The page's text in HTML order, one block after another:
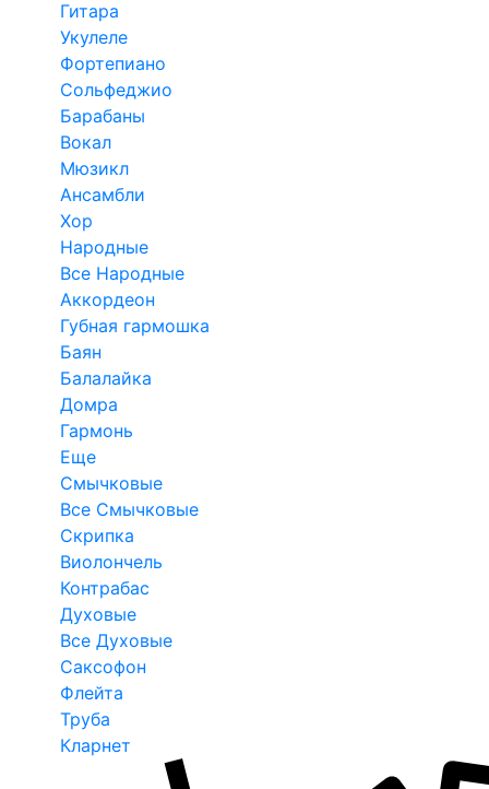
Гитара
Укулеле
Фортепиано
Сольфеджио
Барабаны
Вокал
Мюзикл
Ансамбли
Хор
Народные
Все Народные
Аккордеон
Губная гармошка
Баян
Балалайка
Домра
Гармонь
Еще
Смычковые
Все Смычковые
Скрипка
Виолончель
Контрабас
Духовые
Все Духовые
Саксофон
Флейта
Труба
Кларнет